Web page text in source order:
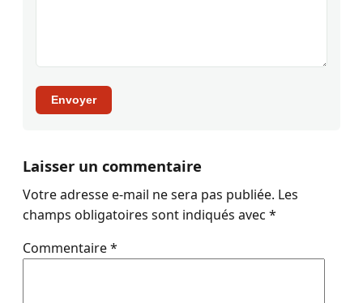
Envoyer
Laisser un commentaire
Votre adresse e-mail ne sera pas publiée. Les
champs obligatoires sont indiqués avec *
Commentaire*